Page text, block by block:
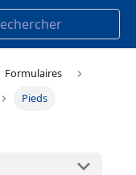
Formulaires
Pieds